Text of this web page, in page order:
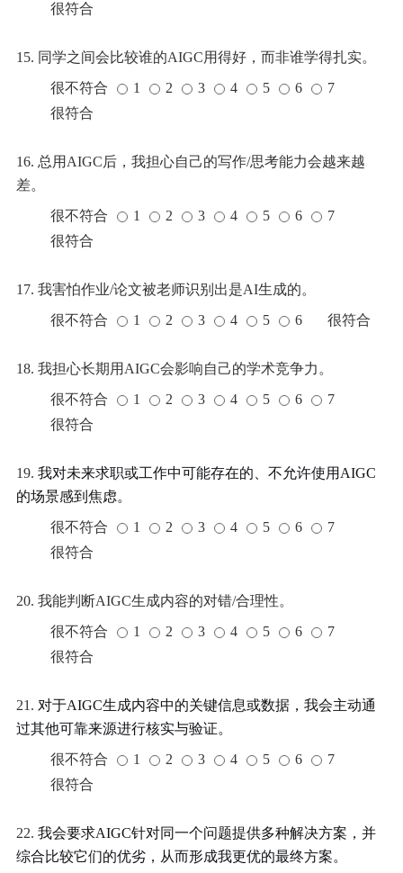
很符合
15. 同学之间会比较谁的AIGC用得好，而非谁学得扎实。
很不符合
1 2 3 4 5 6
7
很符合
16. 总用AIGC后，我担心自己的写作/思考能力会越来越
差。
很不符合
1 2 3 4 5 6
7
很符合
17. 我害怕作业/论文被老师识别出是AI生成的。
很不符合
1 2 3 4 5 6 很符合
18. 我担心长期用AIGC会影响自己的学术竞争力。
很不符合
1 2 3 4 5 6
7
很符合
19. 我对未来求职或工作中可能存在的、不允许使用AIGC
的场景感到焦虑。
很不符合
1 2 3 4 5 6
7
很符合
20. 我能判断AIGC生成内容的对错/合理性。
很不符合
1 2 3 4 5 6
7
很符合
21. 对于AIGC生成内容中的关键信息或数据，我会主动通
过其他可靠来源进行核实与验证。
很不符合
1 2 3 4 5 6
7
很符合
22. 我会要求AIGC针对同一个问题提供多种解决方案，并
综合比较它们的优劣，从而形成我更优的最终方案。